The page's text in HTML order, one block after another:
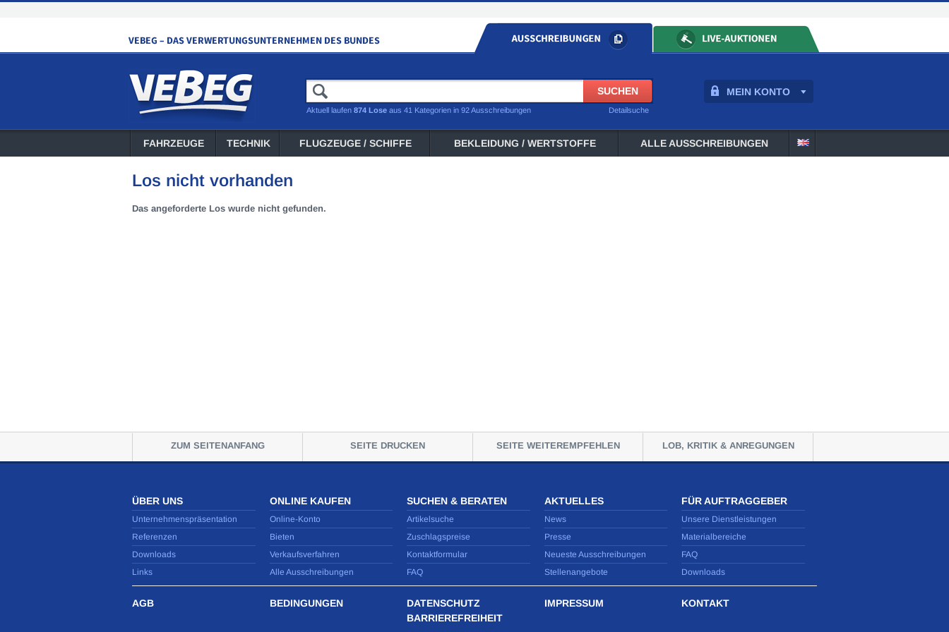
MEIN KONTO
Detailsuche
Aktuell laufen 874 Lose aus 41 Kategorien in 92 Ausschreibungen
FAHRZEUGE TECHNIK FLUGZEUGE / SCHIFFE BEKLEIDUNG / WERTSTOFFE ALLE AUSSCHREIBUNGEN
Los nicht vorhanden
Das angeforderte Los wurde nicht gefunden.
ZUM SEITENANFANG SEITE DRUCKEN SEITE WEITEREMPFEHLEN LOB, KRITIK & ANREGUNGEN
ÜBER UNS
Unternehmenspräsentation
Referenzen
Downloads
Links
ONLINE KAUFEN
Online-Konto
Bieten
Verkaufsverfahren
Alle Ausschreibungen
SUCHEN & BERATEN
Artikelsuche
Zuschlagspreise
Kontaktformular
FAQ
AKTUELLES
News
Presse
Neueste Ausschreibungen
Stellenangebote
FÜR AUFTRAGGEBER
Unsere Dienstleistungen
Materialbereiche
FAQ
Downloads
AGB BEDINGUNGEN
DATENSCHUTZ
BARRIEREFREIHEIT
IMPRESSUM KONTAKT